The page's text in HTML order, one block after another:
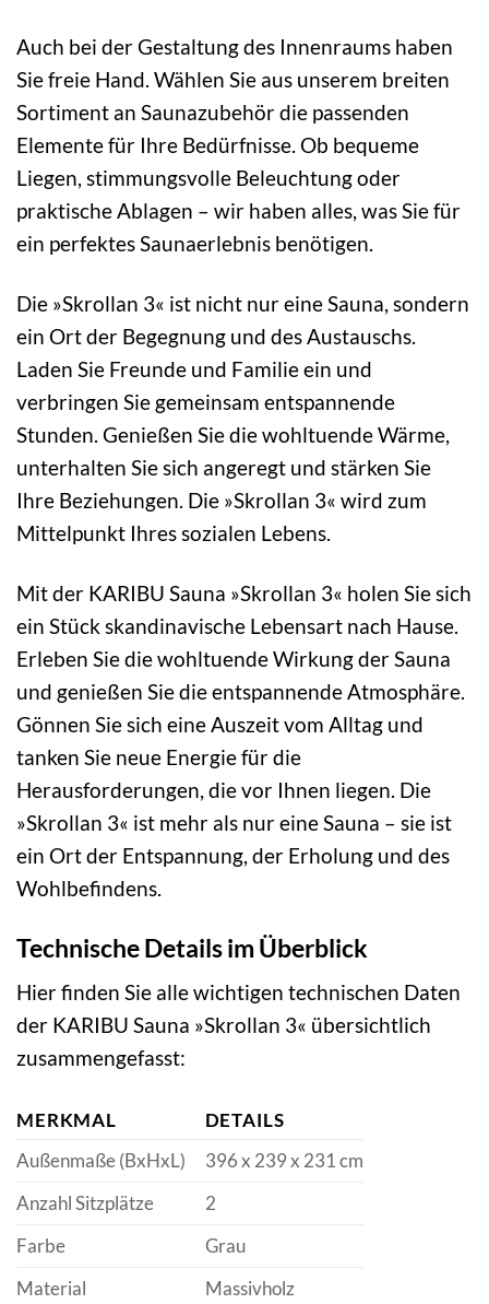
Auch bei der Gestaltung des Innenraums haben
Sie freie Hand. Wählen Sie aus unserem breiten
Sortiment an Saunazubehör die passenden
Elemente für Ihre Bedürfnisse. Ob bequeme
Liegen, stimmungsvolle Beleuchtung oder
praktische Ablagen – wir haben alles, was Sie für
ein perfektes Saunaerlebnis benötigen.
Die »Skrollan 3« ist nicht nur eine Sauna, sondern
ein Ort der Begegnung und des Austauschs.
Laden Sie Freunde und Familie ein und
verbringen Sie gemeinsam entspannende
Stunden. Genießen Sie die wohltuende Wärme,
unterhalten Sie sich angeregt und stärken Sie
Ihre Beziehungen. Die »Skrollan 3« wird zum
Mittelpunkt Ihres sozialen Lebens.
Mit der KARIBU Sauna »Skrollan 3« holen Sie sich
ein Stück skandinavische Lebensart nach Hause.
Erleben Sie die wohltuende Wirkung der Sauna
und genießen Sie die entspannende Atmosphäre.
Gönnen Sie sich eine Auszeit vom Alltag und
tanken Sie neue Energie für die
Herausforderungen, die vor Ihnen liegen. Die
»Skrollan 3« ist mehr als nur eine Sauna – sie ist
ein Ort der Entspannung, der Erholung und des
Wohlbefindens.
Technische Details im Überblick
Hier finden Sie alle wichtigen technischen Daten
der KARIBU Sauna »Skrollan 3« übersichtlich
zusammengefasst:
MERKMAL
DETAILS
Außenmaße (BxHxL)
396 x 239 x 231 cm
Anzahl Sitzplätze
2
Farbe
Grau
Material
Massivholz